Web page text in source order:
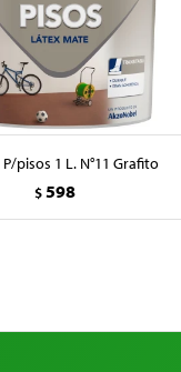
pisos 1 L. N°11 Grafito
$598